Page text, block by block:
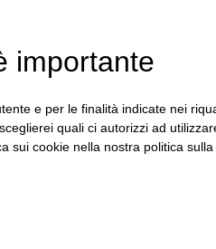
domenicali,
alle 19:00,
canali social.
importante
e per le finalità indicate nei
quali ci autorizzi ad
sui cookie nella nostra politica sulla